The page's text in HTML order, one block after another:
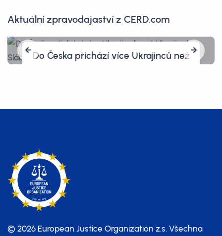
Aktuální zpravodajaství z CERD.com
Do Česka přichází více Ukrajinců než
© 2026 European Justice Organization z.s. Všechna